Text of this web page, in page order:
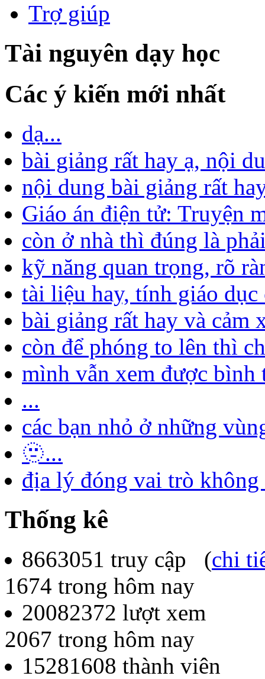
Trợ giúp
Tài nguyên dạy học
Các ý kiến mới nhất
dạ...
bài giảng rất hay ạ, nội
nội dung bài giảng rất
Giáo án điện tử: Truyện
còn ở nhà thì đúng là
kỹ năng quan trọng, rõ
tài liệu hay, tính giáo
bài giảng rất hay và cảm
còn để phóng to lên thì
mình vẫn xem được bình
...
các bạn nhỏ ở những
🫥...
địa lý đóng vai trò
Thống kê
8663051 truy cập (chi
1674 trong hôm nay
20082372 lượt xem
2067 trong hôm nay
15281608 thành viên